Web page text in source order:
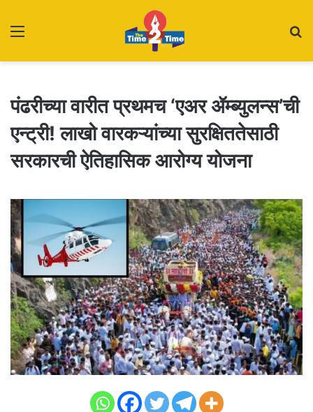
पंढरीच्या वारीत प्रथमच ‘एअर ॲम्ब्युलन्स’ची
एन्ट्री! लाखो वारकऱ्यांच्या सुरक्षिततेसाठी
सरकारची ऐतिहासिक आरोग्य योजना